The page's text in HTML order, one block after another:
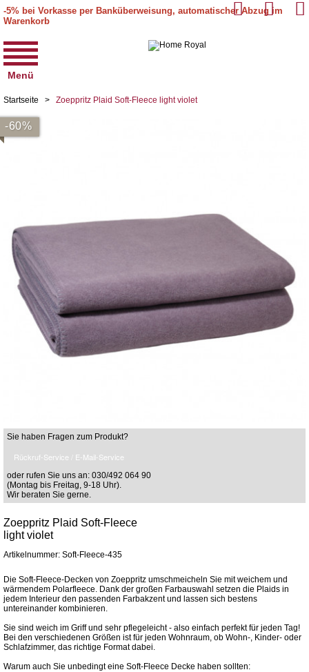
-5% bei Vorkasse per Banküberweisung, automatischer Abzug im
Warenkorb
Menü
Startseite > Zoeppritz Plaid Soft-Fleece light violet
-60%
Sie haben Fragen zum Produkt?
Rückruf-Service / E-Mail-Service
oder rufen Sie uns an: 030/492 064 90
(Montag bis Freitag, 9-18 Uhr).
Wir beraten Sie gerne.
Zoeppritz Plaid Soft-Fleece
light violet
Artikelnummer: Soft-Fleece-435
Die Soft-Fleece-Decken von Zoeppritz umschmeicheln Sie mit weichem und
wärmendem Polarfleece. Dank der großen Farbauswahl setzen die Plaids in
jedem Interieur den passenden Farbakzent und lassen sich bestens
untereinander kombinieren.
Sie sind weich im Griff und sehr pflegeleicht - also einfach perfekt für jeden Tag!
Bei den verschiedenen Größen ist für jeden Wohnraum, ob Wohn-, Kinder- oder
Schlafzimmer, das richtige Format dabei.
Warum auch Sie unbedingt eine Soft-Fleece Decke haben sollten: